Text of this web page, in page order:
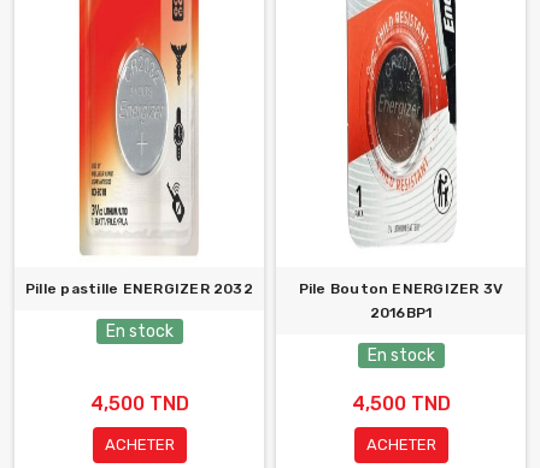
Pille pastille ENERGIZER 2032
En stock
4,500 TND
ACHETER
Pile Bouton ENERGIZER 3V
2016BP1
En stock
4,500 TND
ACHETER